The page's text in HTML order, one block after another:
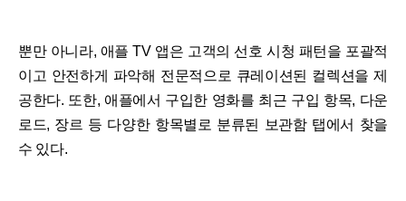
뿐만 아니라, 애플 TV 앱은 고객의 선호 시청 패턴을 포괄적
이고 안전하게 파악해 전문적으로 큐레이션된 컬렉션을 제
공한다. 또한, 애플에서 구입한 영화를 최근 구입 항목, 다운
로드, 장르 등 다양한 항목별로 분류된 보관함 탭에서 찾을
수 있다.